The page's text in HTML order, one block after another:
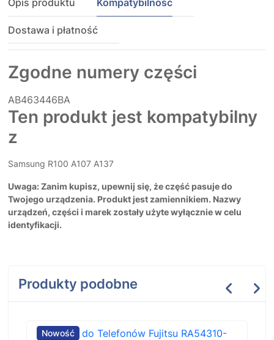
Opis produktu Kompatybilność
Dostawa i płatność
Zgodne numery części
AB463446BA
Ten produkt jest kompatybilny
z
Samsung R100 A107 A137
Uwaga: Zanim kupisz, upewnij się, że część pasuje do
Twojego urządzenia. Produkt jest zamiennikiem. Nazwy
urządzeń, części i marek zostały użyte wyłącznie w celu
identyfikacji.
Produkty podobne
Nowość